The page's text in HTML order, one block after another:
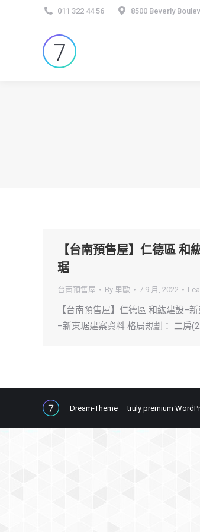
011 322 44 56 8500 Beverly
【台南預售屋】仁德區 和
琚
台南預售屋 By 里歐 7 9 月, 2022
【台南預售屋】仁德區 和紘建設–
–新東琚建案資料 格局規劃： 二房
Dream-Theme — truly premium